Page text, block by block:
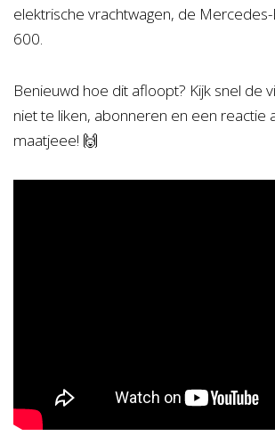
elektrische vrachtwagen, de
600.
Benieuwd hoe dit afloopt? Kijk snel de
niet te liken, abonneren en een reactie
maatjeee! 🙌